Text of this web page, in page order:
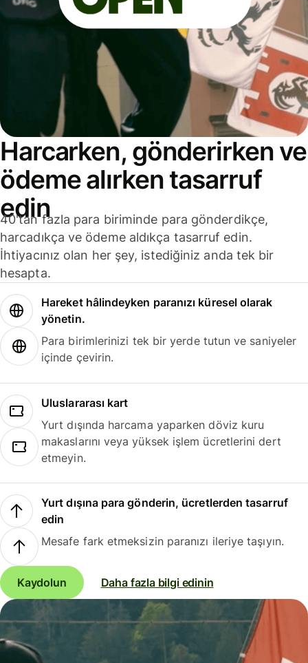
Harcarken, gönderirken ve
ödeme alırken tasarruf
edin
40'tan fazla para biriminde para gönderdikçe,
harcadıkça ve ödeme aldıkça tasarruf edin.
İhtiyacınız olan her şey, istediğiniz anda tek bir
hesapta.
Hareket hâlindeyken paranızı küresel olarak
yönetin.
Para birimlerinizi tek bir yerde tutun ve saniyeler
içinde çevirin.
Uluslararası kart
Yurt dışında harcama yaparken döviz kuru
makaslarını veya yüksek işlem ücretlerini dert
etmeyin.
Yurt dışına para gönderin, ücretlerden tasarruf
edin
Mesafe fark etmeksizin paranızı ileriye taşıyın.
Kaydolun Daha fazla bilgi edinin